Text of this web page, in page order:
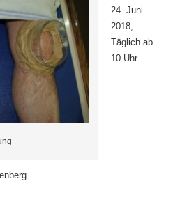
24. Juni
2018,
Täglich ab
10 Uhr